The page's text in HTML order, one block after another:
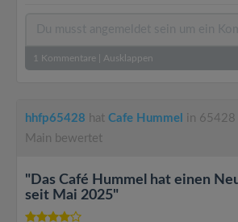
1 Kommentare Ausklappen
hhfp65428 hat Cafe Hummel in 65428
Main bewertet
"Das Café Hummel hat einen
seit Mai 2025"